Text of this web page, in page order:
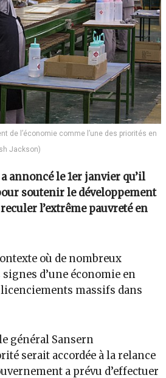
de l’économie comme l’une des priorités en
Jackson)
annoncé le 1er janvier qu’il
soutenir le développement
l’extrême pauvreté en
où de nombreux
d’une économie en
massifs dans
général Sansern
serait accordée à la relance
a prévu d’effectuer